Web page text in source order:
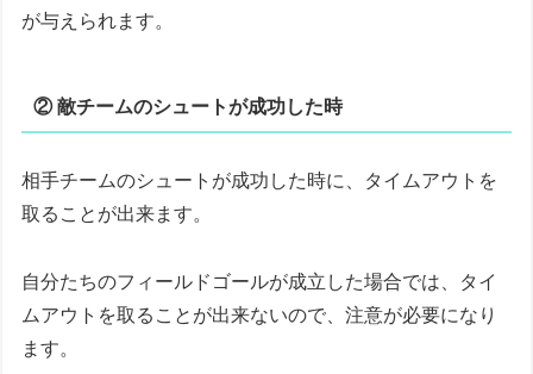
が与えられます。
② 敵チームのシュートが成功した時
相手チームのシュートが成功した時に、タイムアウトを
取ることが出来ます。
自分たちのフィールドゴールが成立した場合では、タイ
ムアウトを取ることが出来ないので、注意が必要になり
ます。